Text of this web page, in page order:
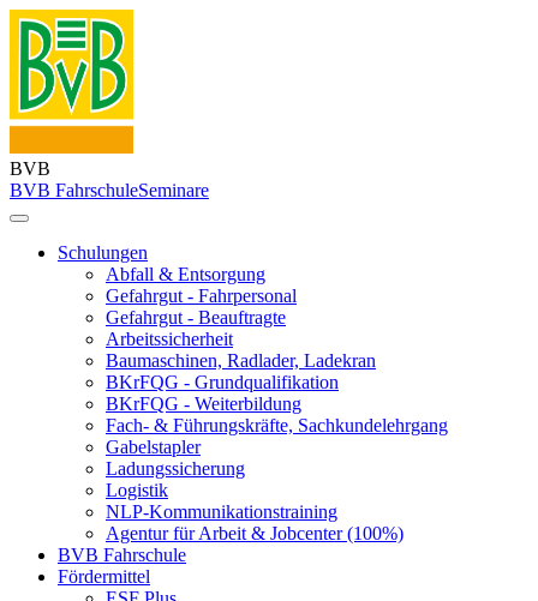
BVB
BVB FahrschuleSeminare
Schulungen
Abfall & Entsorgung
Gefahrgut - Fahrpersonal
Gefahrgut - Beauftragte
Arbeitssicherheit
Baumaschinen, Radlader, Ladekran
BKrFQG - Grundqualifikation
BKrFQG - Weiterbildung
Fach- & Führungskräfte, Sachkundelehrgang
Gabelstapler
Ladungssicherung
Logistik
NLP-Kommunikationstraining
Agentur für Arbeit & Jobcenter (100%)
BVB Fahrschule
Fördermittel